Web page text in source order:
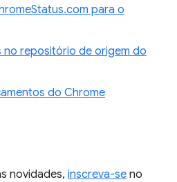
para o
no repositório de origem do
do Chrome
novidades, inscreva-se no